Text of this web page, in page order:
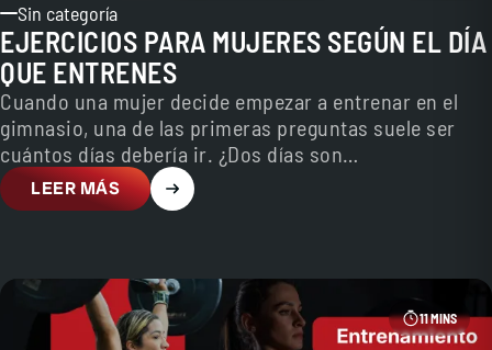
Sin categoría
EJERCICIOS PARA MUJERES SEGÚN EL DÍA
QUE ENTRENES
Cuando una mujer decide empezar a entrenar en el
gimnasio, una de las primeras preguntas suele ser
cuántos días debería ir. ¿Dos días son…
LEER MÁS
11 MINS